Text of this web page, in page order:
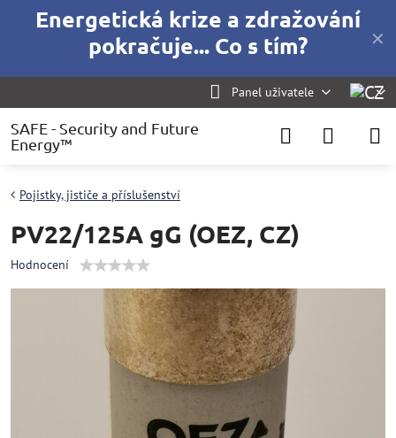
✕
Energetická krize a zdražování
pokračuje... Co s tím?
Panel uživatele
SAFE - Security and Future
Energy™
Pojistky, jističe a příslušenství
PV22/125A gG (OEZ, CZ)
Hodnocení